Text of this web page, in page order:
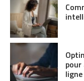
ligne